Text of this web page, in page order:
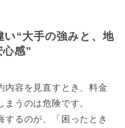
い“大手の強みと、地
心感”
内容を見直すとき、料金
うのは危険です。
するのが、「困ったとき